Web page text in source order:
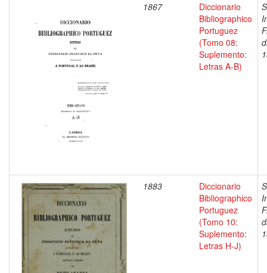
1867
Diccionario
Bibliographico
Portuguez
(Tomo 08:
Suplemento:
Letras A-B)
1883
Diccionario
Bibliographico
Portuguez
(Tomo 10:
Suplemento:
Letras H-J)